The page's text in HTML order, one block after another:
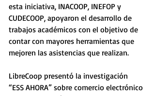
esta iniciativa, INACOOP, INEFOP y
CUDECOOP, apoyaron el desarrollo de
trabajos académicos con el objetivo de
contar con mayores herramientas que
mejoren las asistencias que realizan.
LibreCoop presentó la investigación
“ESS AHORA” sobre comercio electrónico